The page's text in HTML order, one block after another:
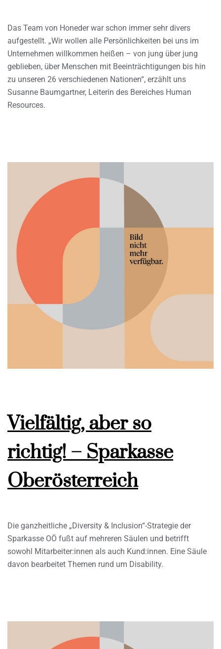
Das Team von Honeder war schon immer sehr divers
aufgestellt. „Wir wollen alle Persönlichkeiten bei uns im
Unternehmen willkommen heißen – von jung über jung
geblieben, über Menschen mit Beeinträchtigungen bis hin
zu unseren 26 verschiedenen Nationen“, erzählt uns
Susanne Baumgartner, Leiterin des Bereiches Human
Resources.
Vielfältig, aber so
richtig! – Sparkasse
Oberösterreich
Die ganzheitliche „Diversity & Inclusion“-Strategie der
Sparkasse OÖ fußt auf mehreren Säulen und betrifft
sowohl Mitarbeiter:innen als auch Kund:innen. Eine Säule
davon bearbeitet Themen rund um Disability.